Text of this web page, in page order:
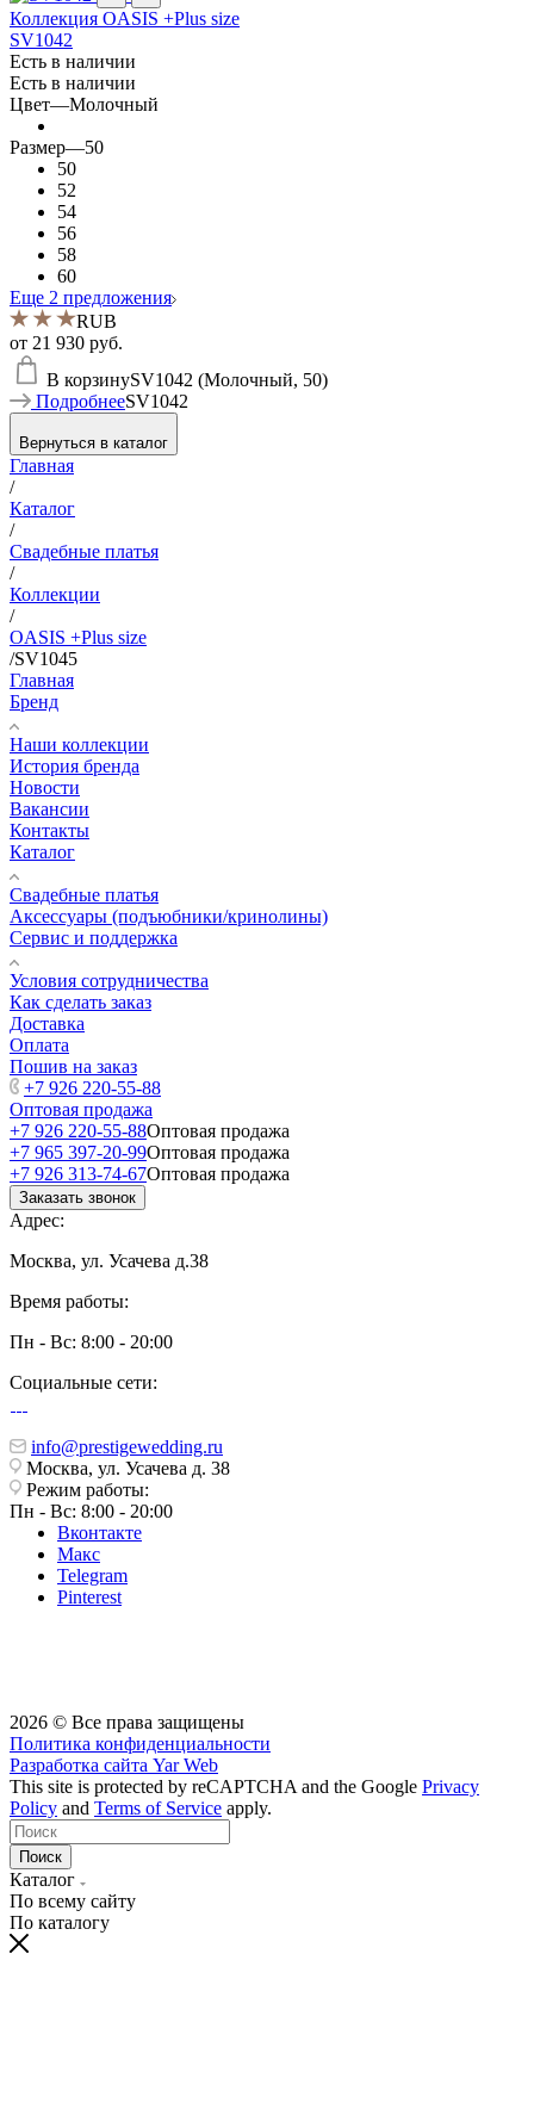
Коллекция OASIS +Plus size
SV1042
Есть в наличии
Есть в наличии
Цвет—Молочный
Размер—50
50
52
54
56
58
60
Еще 2 предложения
RUB
от 21 930 руб.
В корзинуSV1042 (Молочный, 50)
ПодробнееSV1042
Вернуться в каталог
Главная
/
Каталог
/
Свадебные платья
/
Коллекции
/
OASIS +Plus size
/SV1045
Главная
Бренд
Наши коллекции
История бренда
Новости
Вакансии
Контакты
Каталог
Свадебные платья
Аксессуары (подъюбники/кринолины)
Сервис и поддержка
Условия сотрудничества
Как сделать заказ
Доставка
Оплата
Пошив на заказ
+7 926 220-55-88
Оптовая продажа
+7 926 220-55-88Оптовая продажа
+7 965 397-20-99Оптовая продажа
+7 926 313-74-67Оптовая продажа
Заказать звонок
Адрес:
Москва, ул. Усачева д.38
Время работы:
Пн - Вс: 8:00 - 20:00
Социальные сети:
info@prestigewedding.ru
Москва, ул. Усачева д. 38
Режим работы:
Пн - Вс: 8:00 - 20:00
Вконтакте
Макс
Telegram
Pinterest
2026 © Все права защищены
Политика конфиденциальности
Разработка сайта Yar Web
This site is protected by reCAPTCHA and the Google Privacy
Policy and Terms of Service apply.
Поиск
Каталог
По всему сайту
По каталогу